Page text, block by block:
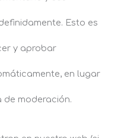
Esto es
y aprobar
en lugar
de moderación.